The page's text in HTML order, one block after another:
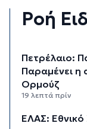
Ροή
Πετρέλαιο:
Παραμένει η
Ορμούζ
19 λεπτά πρίν
ΕΛΑΣ: